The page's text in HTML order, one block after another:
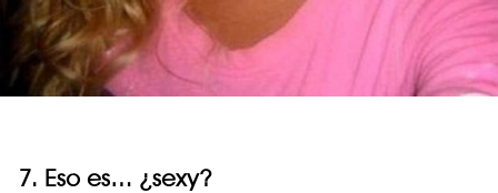
7. Eso es… ¿sexy?